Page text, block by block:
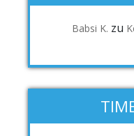
Babsi K. zu